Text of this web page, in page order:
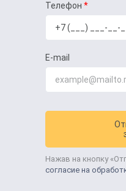
Телефон
E-mail
Нажав на кнопку
согласие на